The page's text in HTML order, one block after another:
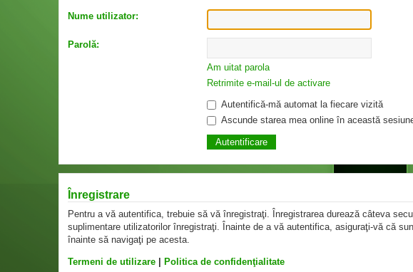
Nume utilizator:
Parolă:
Am uitat parola
Retrimite e-mail-ul de activare
Autentifică-mă automat la fiecare vizită
Ascunde starea mea online în această
Înregistrare
Pentru a vă autentifica, trebuie să vă înregistraţi. Înregistrarea durează câteva
suplimentare utilizatorilor înregistraţi. Înainte de a vă autentifica, asiguraţi-vă că
înainte să navigaţi pe acesta.
Termeni de utilizare Politica de confidenţialitate